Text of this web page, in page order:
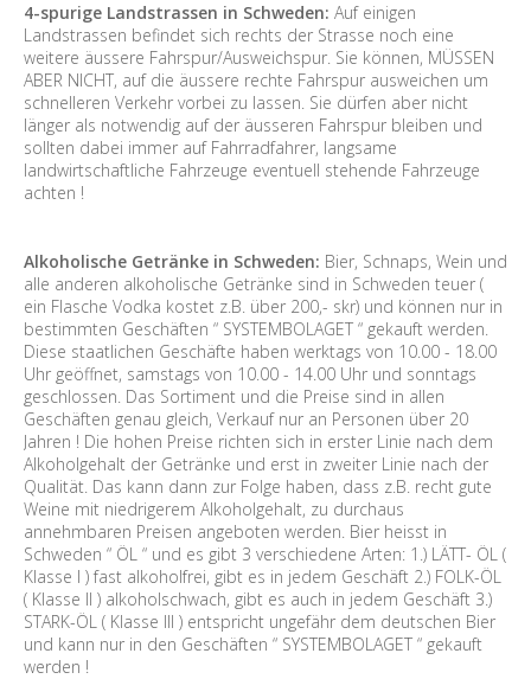
4-spurige Landstrassen in Schweden: Auf einigen
Landstrassen befindet sich rechts der Strasse noch eine
weitere äussere Fahrspur/Ausweichspur. Sie können, MÜSSEN
ABER NICHT, auf die äussere rechte Fahrspur ausweichen um
schnelleren Verkehr vorbei zu lassen. Sie dürfen aber nicht
länger als notwendig auf der äusseren Fahrspur bleiben und
sollten dabei immer auf Fahrradfahrer, langsame
landwirtschaftliche Fahrzeuge eventuell stehende Fahrzeuge
achten !
Alkoholische Getränke in Schweden: Bier, Schnaps, Wein und
alle anderen alkoholische Getränke sind in Schweden teuer (
ein Flasche Vodka kostet z.B. über 200,- skr) und können nur in
bestimmten Geschäften “ SYSTEMBOLAGET “ gekauft werden.
Diese staatlichen Geschäfte haben werktags von 10.00 - 18.00
Uhr geöffnet, samstags von 10.00 - 14.00 Uhr und sonntags
geschlossen. Das Sortiment und die Preise sind in allen
Geschäften genau gleich, Verkauf nur an Personen über 20
Jahren ! Die hohen Preise richten sich in erster Linie nach dem
Alkoholgehalt der Getränke und erst in zweiter Linie nach der
Qualität. Das kann dann zur Folge haben, dass z.B. recht gute
Weine mit niedrigerem Alkoholgehalt, zu durchaus
annehmbaren Preisen angeboten werden. Bier heisst in
Schweden “ ÖL “ und es gibt 3 verschiedene Arten: 1.) LÄTT- ÖL (
Klasse I ) fast alkoholfrei, gibt es in jedem Geschäft 2.) FOLK-ÖL
( Klasse II ) alkoholschwach, gibt es auch in jedem Geschäft 3.)
STARK-ÖL ( Klasse III ) entspricht ungefähr dem deutschen Bier
und kann nur in den Geschäften “ SYSTEMBOLAGET “ gekauft
werden !